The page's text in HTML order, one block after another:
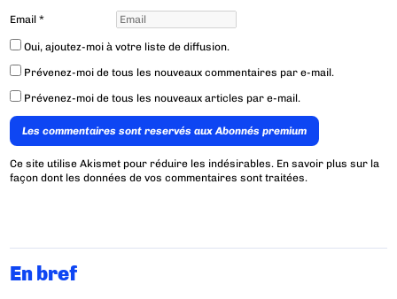
Email*
Oui, ajoutez-moi à votre liste de diffusion.
Prévenez-moi de tous les nouveaux commentaires par e-mail.
Prévenez-moi de tous les nouveaux articles par e-mail.
Les commentaires sont reservés aux Abonnés premium
Ce site utilise Akismet pour réduire les indésirables. En savoir plus sur la
façon dont les données de vos commentaires sont traitées.
En bref